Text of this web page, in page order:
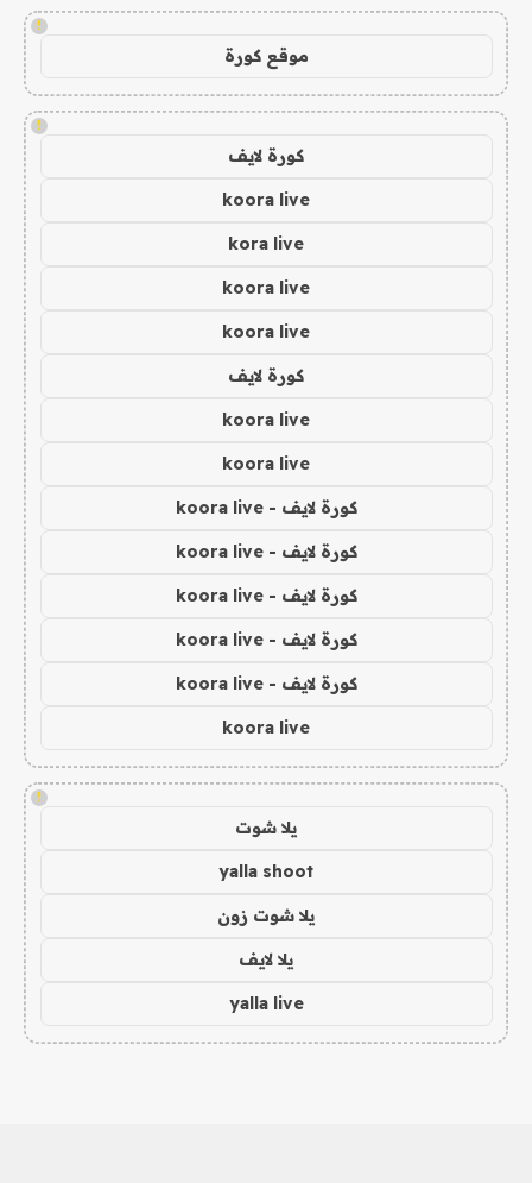
!
موقع كورة
!
كورة لايف
koora live
kora live
koora live
koora live
كورة لايف
koora live
koora live
كورة لايف - koora live
كورة لايف - koora live
كورة لايف - koora live
كورة لايف - koora live
كورة لايف - koora live
koora live
!
يلا شوت
yalla shoot
يلا شوت زون
يلا لايف
yalla live